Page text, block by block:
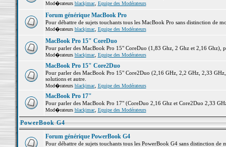
Mod�rateurs blackjmac, Equipe des Modérateurs
Forum générique MacBook Pro
Pour débattre de sujets touchants tous les MacBook Pro sans distinction de
Mod�rateurs blackjmac, Equipe des Modérateurs
MacBook Pro 15" CoreDuo
Pour parler des MacBook Pro 15" CoreDuo (1,83 Ghz, 2 Ghz et 2,16 Ghz),
Mod�rateurs blackjmac, Equipe des Modérateurs
MacBook Pro 15" Core2Duo
Pour parler des MacBook Pro 15" Core2Duo (2,16 GHz, 2,2 GHz, 2,33
solutions et autre.
Mod�rateurs blackjmac, Equipe des Modérateurs
MacBook Pro 17"
Pour parler des MacBook Pro 17" (CoreDuo 2,16 Ghz et Core2Duo 2,33
Mod�rateurs blackjmac, Equipe des Modérateurs
PowerBook G4
Forum générique PowerBook G4
Pour débattre de sujets touchants tous les PowerBook G4 sans distinction de